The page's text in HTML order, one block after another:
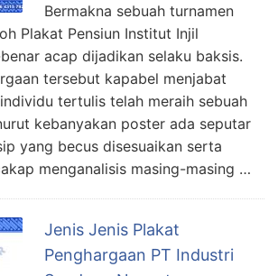
Bermakna sebuah turnamen
Plakat Pensiun Institut Injil
acap dijadikan selaku baksis.
tersebut kapabel menjabat
tertulis telah meraih sebuah
kebanyakan poster ada seputar
yang becus disesuaikan serta
menganalisis masing-masing …
Jenis Jenis Plakat
Penghargaan PT Industri